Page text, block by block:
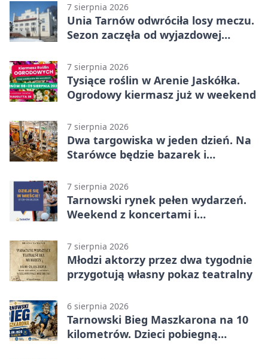
7 sierpnia 2026
Unia Tarnów odwróciła losy meczu.
Sezon zaczęła od wyjazdowej
7 sierpnia 2026
Tysiące roślin w Arenie Jaskółka.
Ogrodowy kiermasz już w weekend
7 sierpnia 2026
Dwa targowiska w jeden dzień. Na
Starówce będzie bazarek i
7 sierpnia 2026
Tarnowski rynek pełen wydarzeń.
Weekend z koncertami i
7 sierpnia 2026
Młodzi aktorzy przez dwa tygodnie
przygotują własny pokaz teatralny
6 sierpnia 2026
Tarnowski Bieg Maszkarona na 10
kilometrów. Dzieci pobiegną